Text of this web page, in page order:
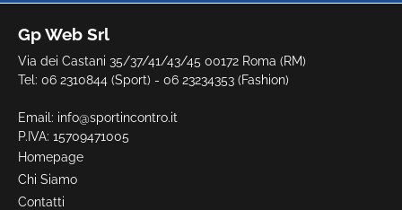
Gp Web Srl
Via dei Castani 35/37/41/43/45 00172 Roma (RM)
Tel: 06 2310844 (Sport) - 06 23234353 (Fashion)
Email: info@sportincontro.it
P.IVA: 15709471005
Homepage
Chi Siamo
Contatti